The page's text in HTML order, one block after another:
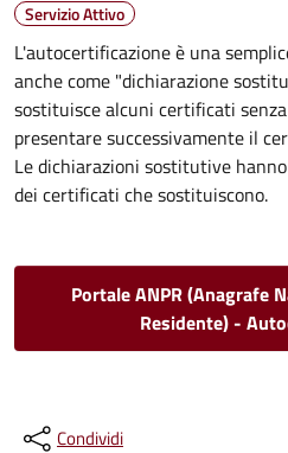
Servizio Attivo
L'autocertificazione è una
anche come "dichiarazione
sostituisce alcuni certificati
presentare successivamente il
Le dichiarazioni sostitutive
dei certificati che sostituiscono.
Portale ANPR (Anagrafe
Residente) -
Condividi